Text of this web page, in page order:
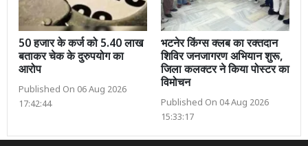
50 हजार के कर्ज को 5.40 लाख
बताकर चेक के दुरुपयोग का
आरोप
Published On 06 Aug 2026
17:42:44
भटनेर किंग्स क्लब का रक्तदान
शिविर जनजागरण अभियान शुरू,
जिला कलक्टर ने किया पोस्टर का
विमोचन
Published On 04 Aug 2026
15:33:17